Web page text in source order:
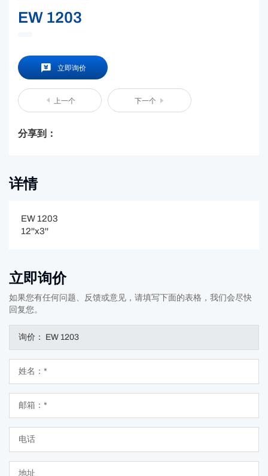
EW 1203
立即询价
上一个 下一个
分享到：
详情
EW 1203
12''x3''
立即询价
如果您有任何问题、反馈或意见，请填写下面的表格，我们会尽快
回复您。